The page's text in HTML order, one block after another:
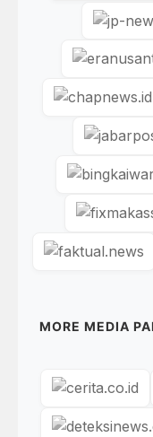
MORE MEDIA